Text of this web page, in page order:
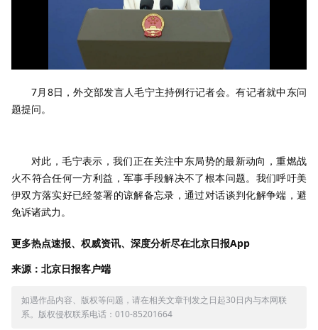
7月8日，外交部发言人毛宁主持例行记者会。有记者就中东问
题提问。
对此，毛宁表示，我们正在关注中东局势的最新动向，重燃战
火不符合任何一方利益，军事手段解决不了根本问题。我们呼吁美
伊双方落实好已经签署的谅解备忘录，通过对话谈判化解争端，避
免诉诸武力。
更多热点速报、权威资讯、深度分析尽在北京日报App
来源：北京日报客户端
如遇作品内容、版权等问题，请在相关文章刊发之日起30日内与本网联
系。版权侵权联系电话：010-85201664